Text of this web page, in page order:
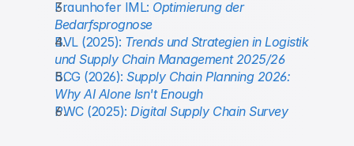
Fraunhofer IML: Optimierung der
Bedarfsprognose
BVL (2025): Trends und Strategien in Logistik
und Supply Chain Management 2025/26
BCG (2026): Supply Chain Planning 2026:
Why AI Alone Isn't Enough
PWC (2025): Digital Supply Chain Survey